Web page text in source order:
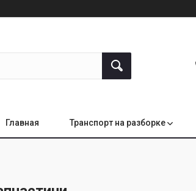
Главная Транспорт на разборке